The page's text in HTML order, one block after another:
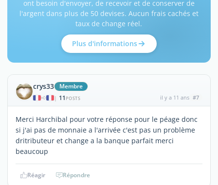
ont besoin d'envoyer, de recevoir et de conserver de
l'argent dans plus de 50 devises. Aucun frais cachés et
taux de change réel.
Plus d'informations
crys33 Membre
| 11 POSTS il y a 11 ans #7
Merci Harchibal pour votre réponse pour le péage donc
si j'ai pas de monnaie a l'arrivée c'est pas un problème
dritributeur et change a la banque parfait merci
beaucoup
Réagir Répondre